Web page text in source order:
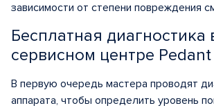
зависимости от степени повреждения
Бесплатная диагностика
сервисном центре Pedant
В первую очередь мастера проводят
аппарата, чтобы определить уровень